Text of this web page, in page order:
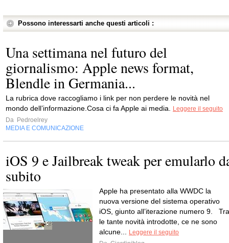
Possono interessarti anche questi articoli :
Una settimana nel futuro del
giornalismo: Apple news format,
Blendle in Germania...
La rubrica dove rac­co­gliamo i link per non per­dere le novità nel
mondo dell’informazione.Cosa ci fa Apple ai media.
Leggere il seguito
Da Pedroelrey
MEDIA E COMUNICAZIONE
iOS 9 e Jailbreak tweak per emularlo
subito
Apple ha presentato alla WWDC la
nuova versione del sistema operativo
iOS, giunto all’iterazione numero 9. Tra
le tante novità introdotte, ce ne sono
alcune...
Leggere il seguito